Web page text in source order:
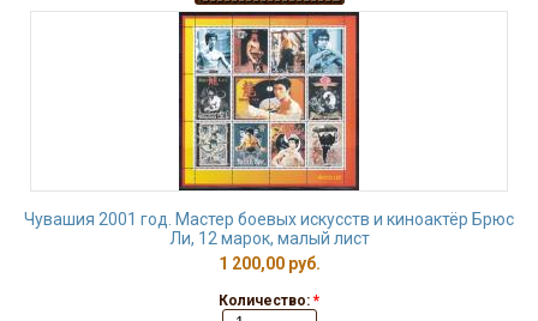
Чувашия 2001 год. Мастер боевых искусств и киноактёр Брюс
Ли, 12 марок, малый лист
1 200,00 руб.
Количество: *